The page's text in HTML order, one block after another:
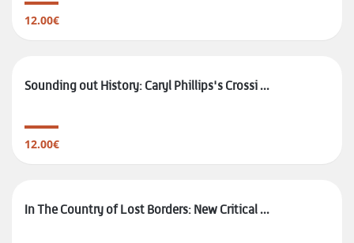
12.00€
Sounding out History: Caryl Phillips's Crossi ...
12.00€
In The Country of Lost Borders: New Critical ...